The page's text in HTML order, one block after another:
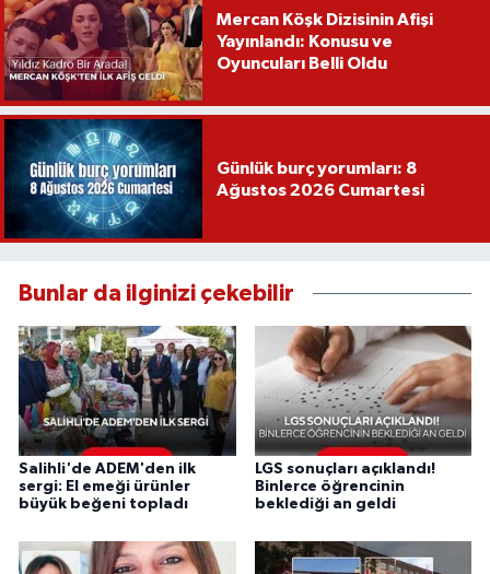
Mercan Köşk Dizisinin Afişi
Yayınlandı: Konusu ve
Oyuncuları Belli Oldu
Günlük burç yorumları: 8
Ağustos 2026 Cumartesi
Bunlar da ilginizi çekebilir
Salihli'de ADEM'den ilk
sergi: El emeği ürünler
büyük beğeni topladı
LGS sonuçları açıklandı!
Binlerce öğrencinin
beklediği an geldi